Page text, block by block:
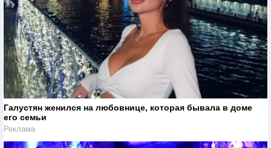
Галустян женился на любовнице, которая бывала в доме
его семьи
Реклама